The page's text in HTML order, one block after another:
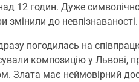
12 годин. Дуже
змінили до невпізнаваності.
погодилась на
композицію у Львові,
Злата має неймовірний